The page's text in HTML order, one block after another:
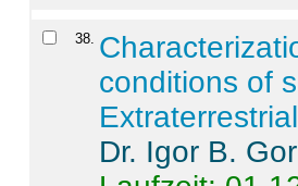
38.
conditions of
Dr. Igor B.